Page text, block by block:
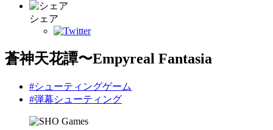
シェア
蒼神天花譚〜Empyreal Fantasia
#シューティングゲーム
#弾幕シューティング